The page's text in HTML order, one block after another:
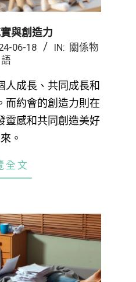
與創造力
06-18 IN: 關係物
語
人成長、共同成長和
而約會的創造力則在
靈感和共同創造美好
。
全文